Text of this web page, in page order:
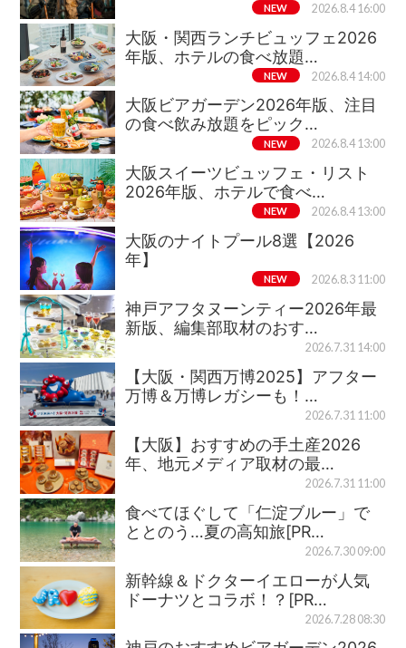
NEW 2026.8.4 16:00
大阪・関西ランチビュッフェ2026
年版、ホテルの食べ放題…
NEW 2026.8.4 14:00
大阪ビアガーデン2026年版、注目
の食べ飲み放題をピック…
NEW 2026.8.4 13:00
大阪スイーツビュッフェ・リスト
2026年版、ホテルで食べ…
NEW 2026.8.4 13:00
大阪のナイトプール8選【2026
年】
NEW 2026.8.3 11:00
神戸アフタヌーンティー2026年最
新版、編集部取材のおす…
2026.7.31 14:00
【大阪・関西万博2025】アフター
万博＆万博レガシーも！…
2026.7.31 11:00
【大阪】おすすめの手土産2026
年、地元メディア取材の最…
2026.7.31 11:00
食べてほぐして「仁淀ブルー」で
ととのう…夏の高知旅[PR…
2026.7.30 09:00
新幹線＆ドクターイエローが人気
ドーナツとコラボ！？[PR…
2026.7.28 08:30